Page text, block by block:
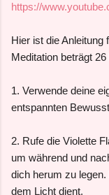
https://
Hier ist die Anleitung
Meditation beträgt
1. Verwende deine
entspannten
2. Rufe die Violette
um während und
dich herum zu
dem Licht dient.